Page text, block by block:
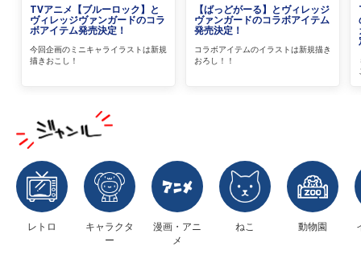
TVアニメ【ブルーロック】と
ヴィレッジヴァンガードのコラ
ボアイテム発売決定！
今回企画のミニキャライラストは新規
描きおこし！
【ばっどがーる】とヴィレッジ
ヴァンガードのコラボアイテム
発売決定！
コラボアイテムのイラストは新規描き
おろし！！
レトロ
キャラクタ
ー
漫画・アニ
メ
ねこ 動物園